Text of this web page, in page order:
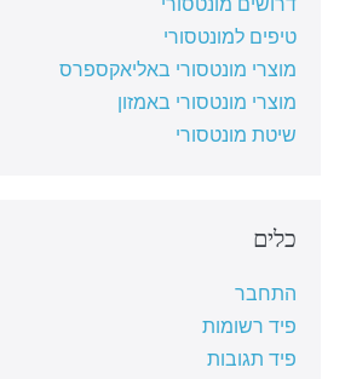
טיפים למונטסורי
מוצרי מונטסורי באליאקספרס
מוצרי מונטסורי באמזון
שיטת מונטסורי
כלים
התחבר
פיד רשומות
פיד תגובות